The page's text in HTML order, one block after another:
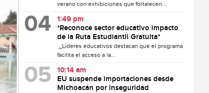
verano con exhibiciones que fortalecen...
1:49 pm
*Reconoce sector educativo impacto
de la Ruta Estudiantil Gratuita*
_Líderes educativos destacan que el programa
facilita el acceso a la...
10:14 am
EU suspende importaciones desde
Michoacán por inseguridad